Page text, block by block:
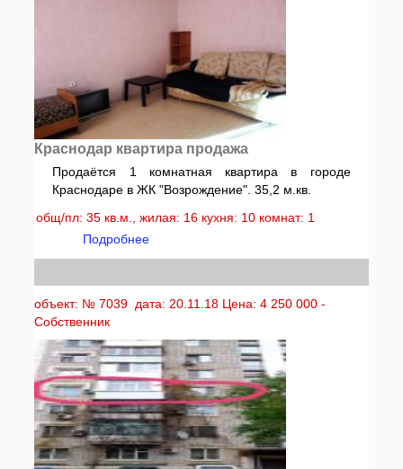
Краснодар квартира продажа
Продаётся 1 комнатная квартира в городе
Краснодаре в ЖК "Возрождение". 35,2 м.кв.
общ/пл: 35 кв.м., жилая: 16 кухня: 10 комнат: 1
Подробнее
объект: № 7039 дата: 20.11.18 Цена: 4 250 000 -
Собственник